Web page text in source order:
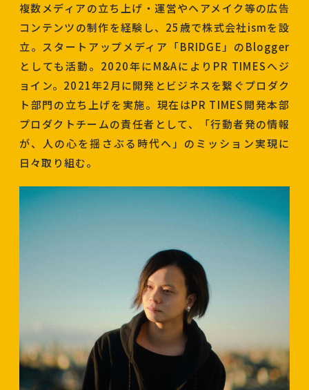
複数メディアの立ち上げ・運営やヘアメイク等の広告
コンテンツの制作を経験し、25歳で株式会社ismを設
立。スタートアップメディア「BRIDGE」のBlogger
としても活動。2020年にM&AによりPR TIMESへジ
ョイン。2021年2月に開発とビジネスを繋ぐプロダク
ト部門の立ち上げを実施。現在はPR TIMES開発本部
プロダクトチームの責任者として、「行動者発の情報
が、人の心を揺さぶる時代へ」のミッション実現に
日々取り組む。